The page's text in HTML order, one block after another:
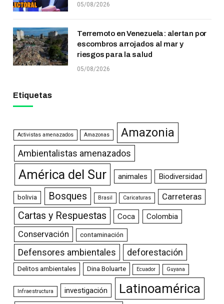
05/08/2026
Terremoto en Venezuela: alertan por
escombros arrojados al mar y
riesgos para la salud
05/08/2026
Etiquetas
Activistas amenazados Amazonas Amazonia
Ambientalistas amenazados
América del Sur animales Biodiversidad
bolivia Bosques Brasil Caricaturas Carreteras
Cartas y Respuestas Coca Colombia
Conservación contaminación
Defensores ambientales deforestación
Delitos ambientales Dina Boluarte Ecuador Guyana
Infraestructura investigación Latinoamérica